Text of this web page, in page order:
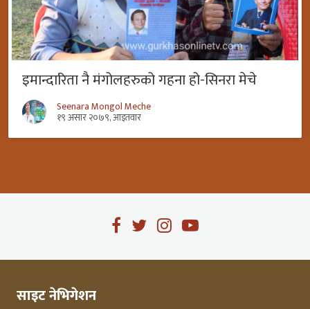
इमान्दारिता नै मंगोलहरुको गहना हो-सिनरा मेचे
Seenara Mongol Meche
१९ असार २०७९, आइतवार
साइट नेभिगेशन